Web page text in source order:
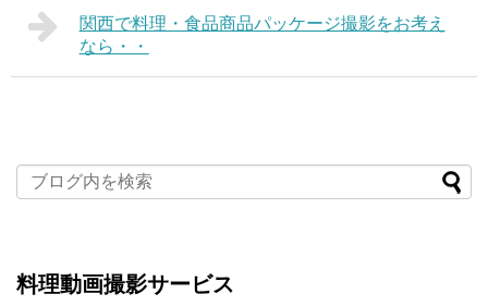
関西で料理・食品商品パッケージ撮影をお考え
なら・・
料理動画撮影サービス